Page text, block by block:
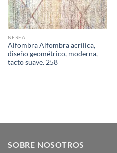
NEREA
Alfombra Alfombra acrílica,
diseño geométrico, moderna,
tacto suave. 258
SOBRE NOSOTROS